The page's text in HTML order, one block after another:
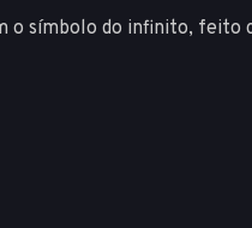
símbolo do infinito, feito